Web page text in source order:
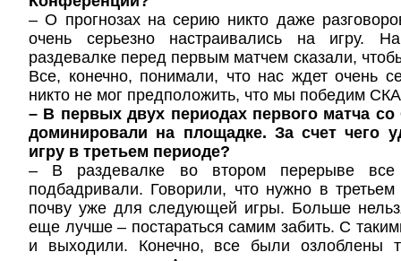
– О прогнозах на серию никто даже
очень серьезно настраивались на игру.
раздевалке перед первым матчем сказали,
Все, конечно, понимали, что нас ждет очень
никто не мог предположить, что мы победим
– В первых двух периодах первого матча
доминировали на площадке. За счет чего
игру в третьем периоде?
– В раздевалке во втором перерыве все
подбадривали. Говорили, что нужно в третьем
почву уже для следующей игры. Больше
еще лучше – постараться самим забить. С
и выходили. Конечно, все были озлоблены